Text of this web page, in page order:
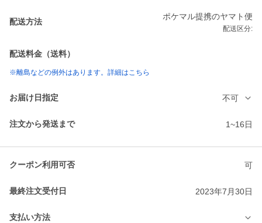
配送方法
ポケマル提携のヤマト便
配送区分:
配送料金（送料）
※離島などの例外はあります。詳細はこちら
お届け日指定 不可
注文から発送まで 1~16日
クーポン利用可否 可
最終注文受付日 2023年7月30日
支払い方法